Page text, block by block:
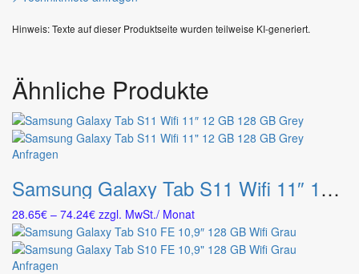
Hinweis: Texte auf dieser Produktseite wurden teilweise KI-generiert.
Ähnliche Produkte
Anfragen
weist
mehrere
Varianten
auf.
Die
Samsung Galaxy Tab S11 Wifi 11″ 12 GB 128 GB Grey
28.65€ – 74.24€Preisspanne:
28.65€
bis
74.24€
zzgl. MwSt./ Monat
Anfragen